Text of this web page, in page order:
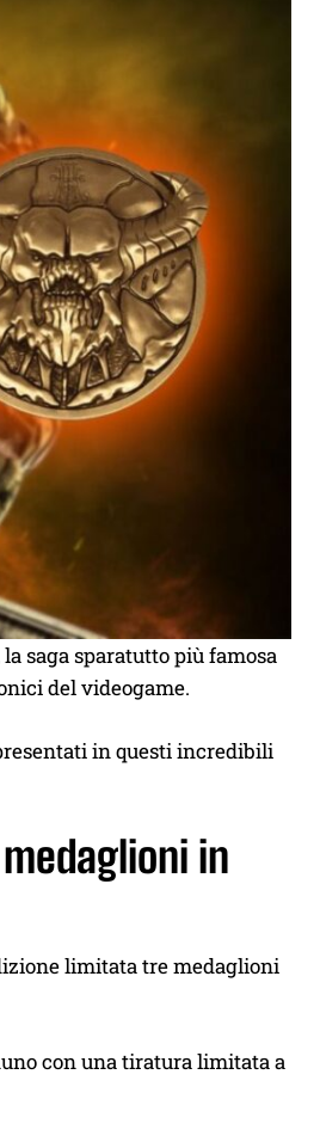
saga sparatutto più famosa
del videogame.
in questi incredibili
in
limitata tre medaglioni
con una tiratura limitata a